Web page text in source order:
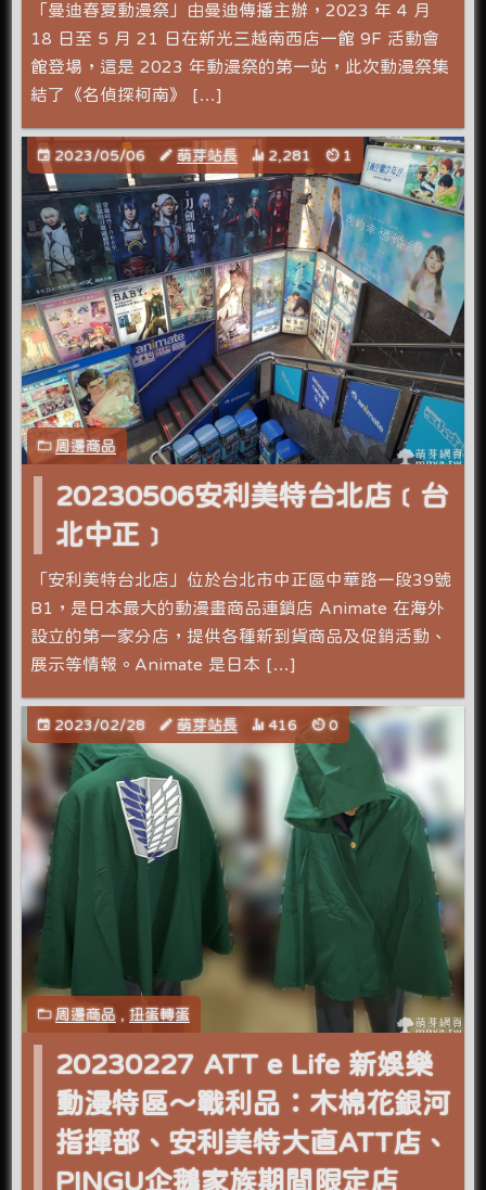
「曼迪春夏動漫祭」由曼迪傳播主辦，2023 年 4 月
18 日至 5 月 21 日在新光三越南西店一館 9F 活動會
館登場，這是 2023 年動漫祭的第一站，此次動漫祭集
結了《名偵探柯南》 […]
2023/05/06 萌芽站長 2,281 1
周邊商品
20230506安利美特台北店﹝台
北中正﹞
「安利美特台北店」位於台北市中正區中華路一段39號
B1，是日本最大的動漫畫商品連鎖店 Animate 在海外
設立的第一家分店，提供各種新到貨商品及促銷活動、
展示等情報。Animate 是日本 […]
2023/02/28 萌芽站長 416 0
周邊商品 ,扭蛋轉蛋
20230227 ATT e Life 新娛樂
動漫特區～戰利品：木棉花銀河
指揮部、安利美特大直ATT店、
PINGU企鵝家族期間限定店